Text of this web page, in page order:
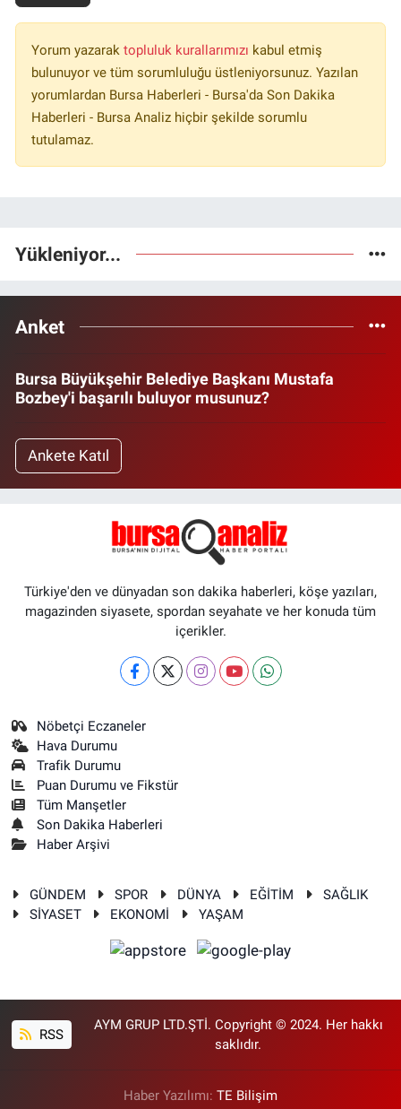
Yorum yazarak topluluk kurallarımızı kabul etmiş
bulunuyor ve tüm sorumluluğu üstleniyorsunuz. Yazılan
yorumlardan Bursa Haberleri - Bursa'da Son Dakika
Haberleri - Bursa Analiz hiçbir şekilde sorumlu
tutulamaz.
Yükleniyor...
Anket
Bursa Büyükşehir Belediye Başkanı Mustafa
Bozbey'i başarılı buluyor musunuz?
Ankete Katıl
Türkiye'den ve dünyadan son dakika haberleri, köşe yazıları,
magazinden siyasete, spordan seyahate ve her konuda tüm
içerikler.
Nöbetçi Eczaneler
Hava Durumu
Trafik Durumu
Puan Durumu ve Fikstür
Tüm Manşetler
Son Dakika Haberleri
Haber Arşivi
GÜNDEM SPOR DÜNYA EĞİTİM
SAĞLIK
SİYASET
EKONOMİ YAŞAM
RSS
AYM GRUP LTD.ŞTİ. Copyright © 2024. Her hakkı
saklıdır.
Haber Yazılımı: TE Bilişim